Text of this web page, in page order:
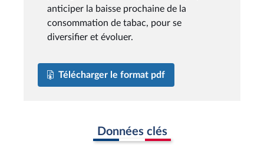
anticiper la baisse prochaine de la
consommation de tabac, pour se
diversifier et évoluer.
Télécharger le format pdf
Données clés